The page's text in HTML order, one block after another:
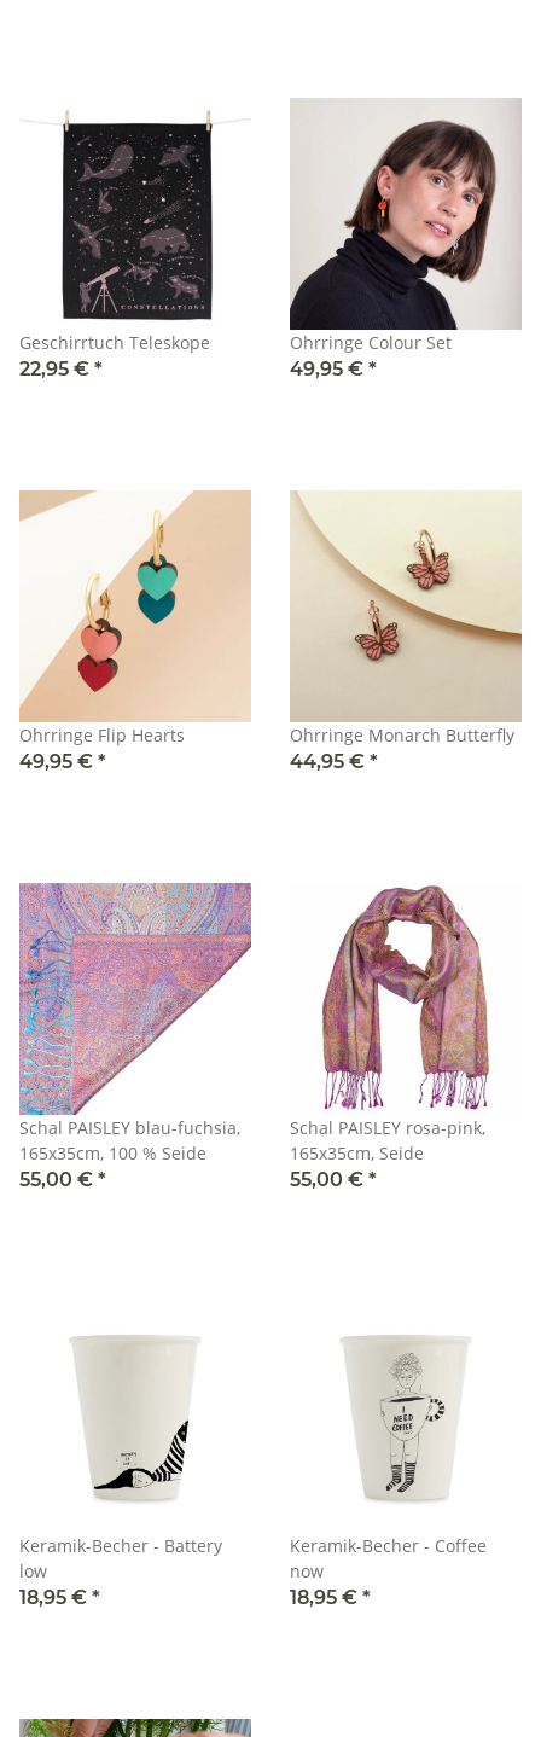
Geschirrtuch Teleskope
22,95 € *
Ohrringe Colour Set
49,95 € *
Ohrringe Flip Hearts
49,95 € *
Ohrringe Monarch Butterfly
44,95 € *
Schal PAISLEY blau-fuchsia,
165x35cm, 100 % Seide
55,00 € *
Schal PAISLEY rosa-pink,
165x35cm, Seide
55,00 € *
Keramik-Becher - Battery
low
18,95 € *
Keramik-Becher - Coffee
now
18,95 € *